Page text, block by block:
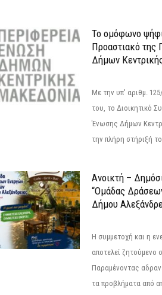
Το ομόφωνο
Προαστιακό της
Δήμων
Με την υπ' αριθμ.
του, το Διοικητικό
Ένωσης Δήμων
την πλήρη στήριξή
Ανοικτή –
“Ομάδας
Δήμου
Η συμμετοχή και η
αποτελεί ζητούμενο
Παραμένοντας
τα προβλήματα από